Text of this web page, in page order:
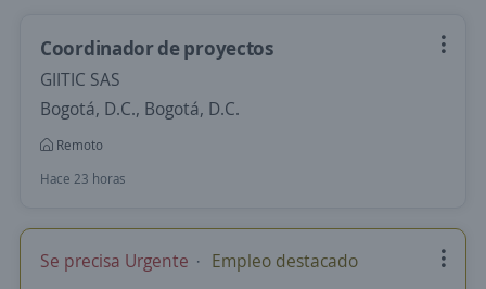
Coordinador de proyectos
GIITIC SAS
Bogotá, D.C., Bogotá, D.C.
Remoto
Hace 23 horas
Se precisa Urgente Empleo destacado